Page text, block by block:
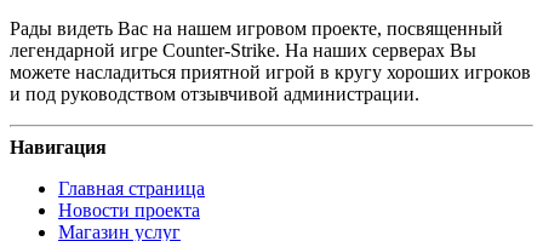
Рады видеть Вас на нашем игровом проекте, посвященный
легендарной игре Counter-Strike. На наших серверах Вы
можете насладиться приятной игрой в кругу хороших игроков
и под руководством отзывчивой администрации.
Навигация
Главная страница
Новости проекта
Магазин услуг